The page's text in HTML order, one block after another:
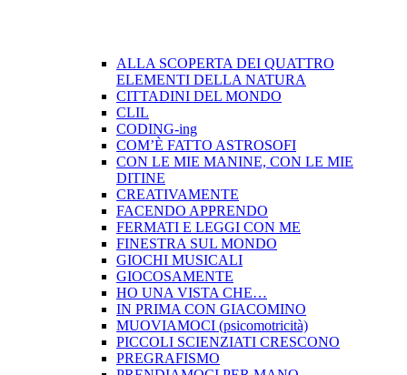
ALLA SCOPERTA DEI QUATTRO
ELEMENTI DELLA NATURA
CITTADINI DEL MONDO
CLIL
CODING-ing
COM’È FATTO ASTROSOFI
CON LE MIE MANINE, CON LE MIE
DITINE
CREATIVAMENTE
FACENDO APPRENDO
FERMATI E LEGGI CON ME
FINESTRA SUL MONDO
GIOCHI MUSICALI
GIOCOSAMENTE
HO UNA VISTA CHE…
IN PRIMA CON GIACOMINO
MUOVIAMOCI (psicomotricità)
PICCOLI SCIENZIATI CRESCONO
PREGRAFISMO